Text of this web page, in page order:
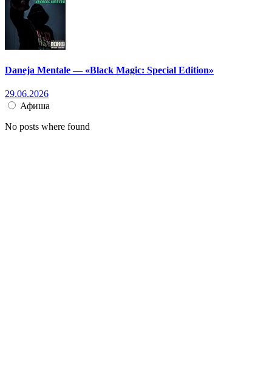
Daneja Mentale — «Black Magic: Special Edition»
29.06.2026
Афиша
No posts where found